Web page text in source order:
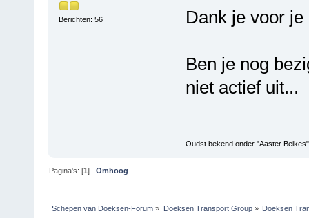
Berichten: 56 Dank je voor je
Ben je nog
niet actief uit...
Oudst bekend onder "Aaster
Pagina's: [1]Omhoog
Schepen van Doeksen-Forum » Doeksen Transport Group» Doeksen